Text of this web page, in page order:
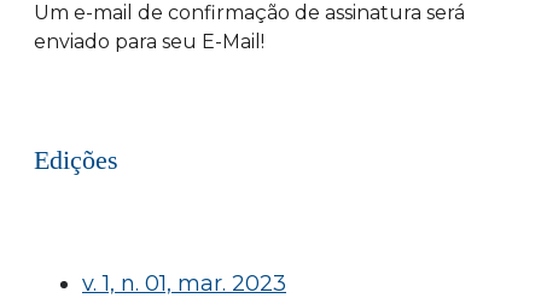
Um e-mail de confirmação de assinatura será
enviado para seu E-Mail!
Edições
v. 1, n. 01, mar. 2023